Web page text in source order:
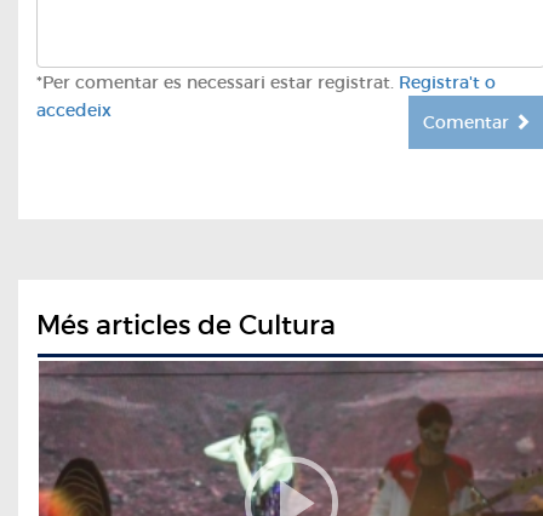
*Per comentar es necessari estar registrat. Registra't o
accedeix
Comentar
Més articles de Cultura